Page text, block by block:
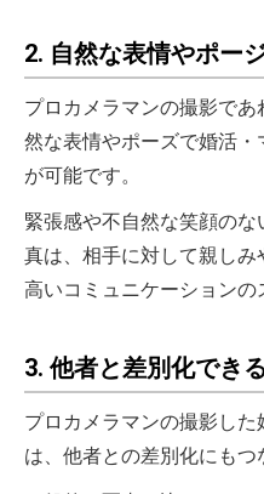
2. 自然な表情やポー
プロカメラマンの撮影で
然な表情やポーズで婚活
が可能です。
緊張感や不自然な笑顔の
真は、相手に対して親し
高いコミュニケーションの
3. 他者と差別化でき
プロカメラマンの撮影し
は、他者との差別化にもつ